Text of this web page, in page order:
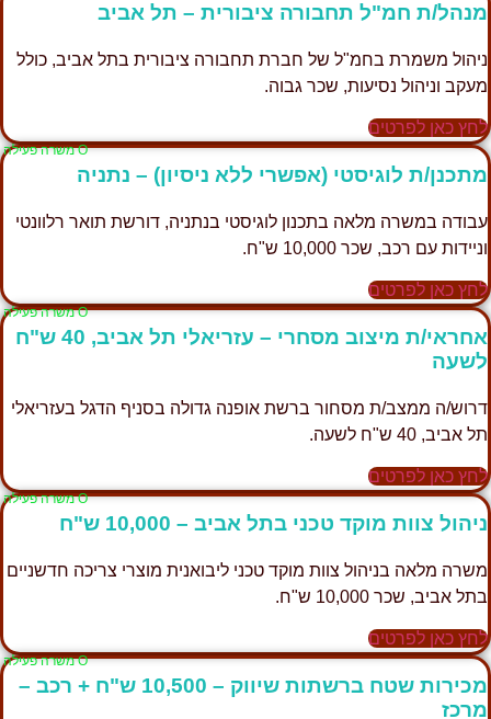
מנהל/ת חמ"ל תחבורה ציבורית – תל אביב
ניהול משמרת בחמ"ל של חברת תחבורה ציבורית בתל אביב, כולל
מעקב וניהול נסיעות, שכר גבוה.
לחץ כאן לפרטים
Ο משרה פעילה
מתכנן/ת לוגיסטי (אפשרי ללא ניסיון) – נתניה
עבודה במשרה מלאה בתכנון לוגיסטי בנתניה, דורשת תואר רלוונטי
וניידות עם רכב, שכר 10,000 ש"ח.
לחץ כאן לפרטים
Ο משרה פעילה
אחראי/ת מיצוב מסחרי – עזריאלי תל אביב, 40 ש"ח
לשעה
דרוש/ה ממצב/ת מסחור ברשת אופנה גדולה בסניף הדגל בעזריאלי
תל אביב, 40 ש"ח לשעה.
לחץ כאן לפרטים
Ο משרה פעילה
ניהול צוות מוקד טכני בתל אביב – 10,000 ש"ח
משרה מלאה בניהול צוות מוקד טכני ליבואנית מוצרי צריכה חדשניים
בתל אביב, שכר 10,000 ש"ח.
לחץ כאן לפרטים
Ο משרה פעילה
מכירות שטח ברשתות שיווק – 10,500 ש"ח + רכב –
מרכז